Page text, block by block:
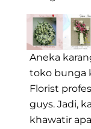
Aneka
toko bunga
Florist
guys. Jadi,
khawatir